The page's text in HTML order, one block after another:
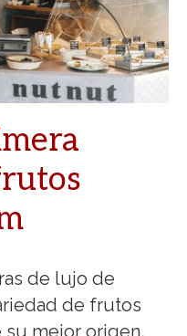
de lujo de
de frutos
mejor origen,